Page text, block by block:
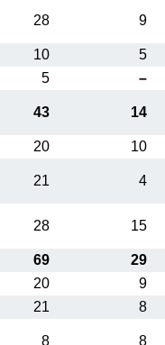
28 9
10
5
5
–
43 14
20
10
21 4
28 15
69
29
20
9
21
8
8 8